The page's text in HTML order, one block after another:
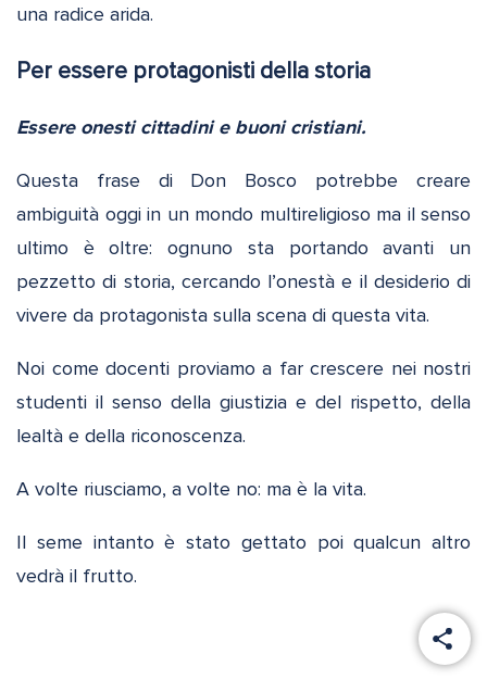
una radice arida.
Per essere protagonisti della storia
Essere onesti cittadini e buoni cristiani.
Questa frase di Don Bosco potrebbe creare
ambiguità oggi in un mondo multireligioso ma il senso
ultimo è oltre: ognuno sta portando avanti un
pezzetto di storia, cercando l’onestà e il desiderio di
vivere da protagonista sulla scena di questa vita.
Noi come docenti proviamo a far crescere nei nostri
studenti il senso della giustizia e del rispetto, della
lealtà e della riconoscenza.
A volte riusciamo, a volte no: ma è la vita.
Il seme intanto è stato gettato poi qualcun altro
vedrà il frutto.